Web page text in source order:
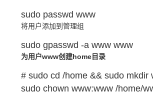
sudo passwd www
将用户添加到管理组
sudo gpasswd -a www www
为用户www创建home目录
# sudo cd /home && sudo mkdir
sudo chown www:www /home/